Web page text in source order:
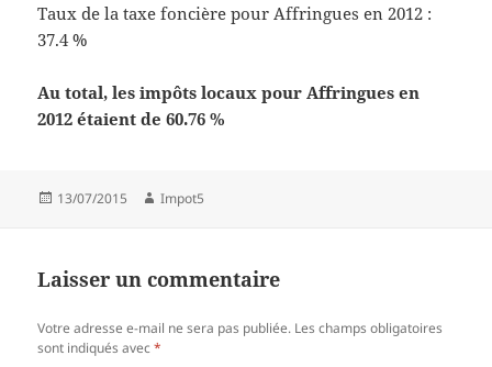
Taux de la taxe foncière pour Affringues en 2012 :
37.4 %
Au total, les impôts locaux pour Affringues en
2012 étaient de 60.76 %
Publié
13/07/2015 Auteur
Impot5
Laisser un commentaire
Votre adresse e-mail ne sera pas publiée. Les champs obligatoires
sont indiqués avec*